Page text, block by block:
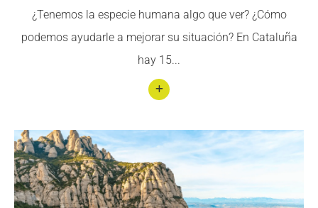
¿Tenemos la especie humana algo que ver? ¿Cómo
podemos ayudarle a mejorar su situación? En Cataluña
hay 15...
nuar
t
Desc
CONEIX FUNDESPLAI
La Fundació
CONEIX FUNDESPLAI
La Fundació